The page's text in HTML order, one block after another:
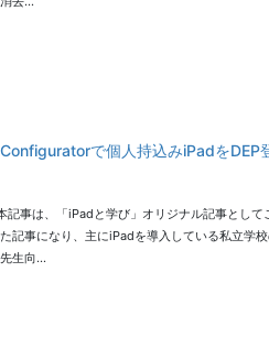
で個人持込みiPadをDEP
記事は、「iPadと学び」オリジナル記事として
記事になり、主にiPadを導入している私立学
生向…